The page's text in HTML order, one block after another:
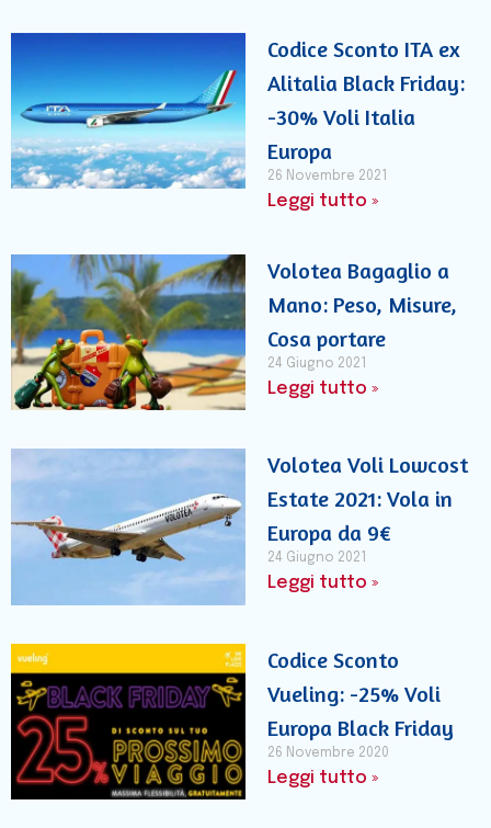
Codice Sconto ITA ex
Alitalia Black Friday:
-30% Voli Italia
Europa
26 Novembre 2021
Leggi tutto »
Volotea Bagaglio a
Mano: Peso, Misure,
Cosa portare
24 Giugno 2021
Leggi tutto »
Volotea Voli Lowcost
Estate 2021: Vola in
Europa da 9€
24 Giugno 2021
Leggi tutto »
Codice Sconto
Vueling: -25% Voli
Europa Black Friday
26 Novembre 2020
Leggi tutto »